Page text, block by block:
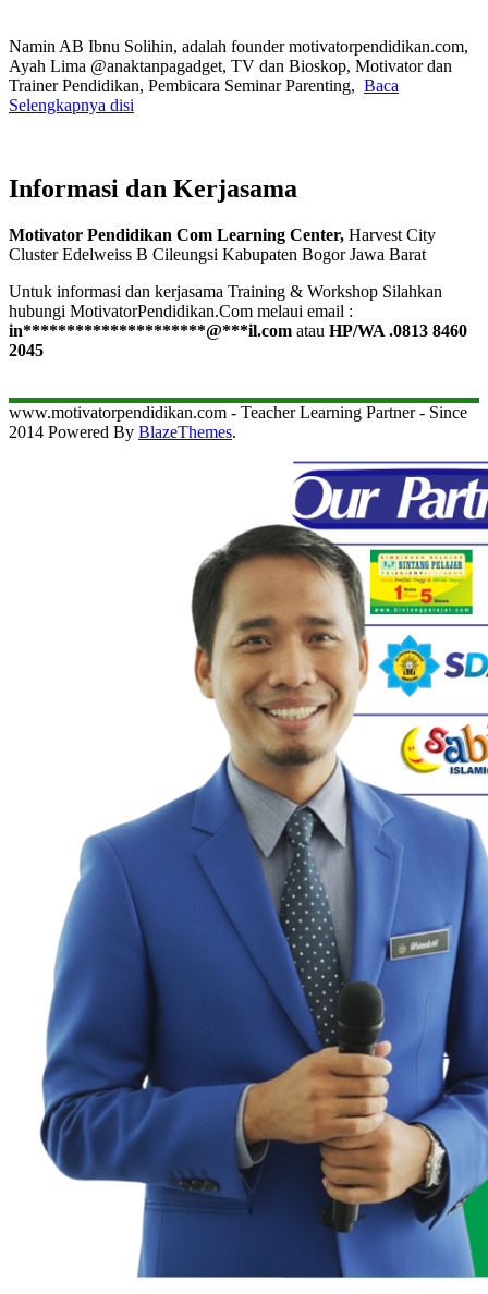
Namin AB Ibnu Solihin, adalah founder motivatorpendidikan.com,
Ayah Lima @anaktanpagadget, TV dan Bioskop, Motivator dan
Trainer Pendidikan, Pembicara Seminar Parenting, Baca
Selengkapnya disi
Informasi dan Kerjasama
Motivator Pendidikan Com Learning Center, Harvest City
Cluster Edelweiss B Cileungsi Kabupaten Bogor Jawa Barat
Untuk informasi dan kerjasama Training & Workshop Silahkan
hubungi MotivatorPendidikan.Com melaui email :
in*********************@***il.com atau HP/WA .0813 8460
2045
www.motivatorpendidikan.com - Teacher Learning Partner - Since
2014 Powered By BlazeThemes.